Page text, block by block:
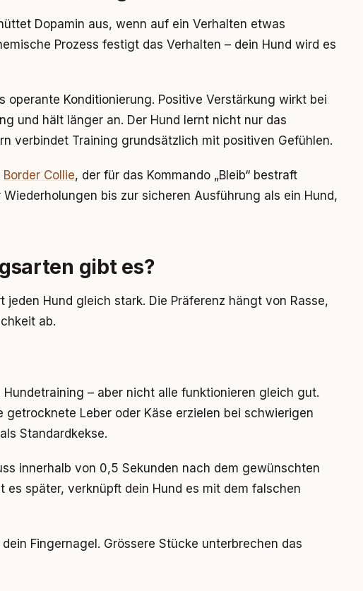
Dopamin aus, wenn auf ein Verhalten etwas
Prozess festigt das Verhalten – dein Hund wird es
operante Konditionierung. Positive Verstärkung wirkt bei
und hält länger an. Der Hund lernt nicht nur das
verbindet Training grundsätzlich mit positiven Gefühlen.
Border Collie, der für das Kommando „Bleib“ bestraft
bis zur sicheren Ausführung als ein Hund,
gibt es?
jeden Hund gleich stark. Die Präferenz hängt von Rasse,
ab.
Hundetraining – aber nicht alle funktionieren gleich gut.
getrocknete Leber oder Käse erzielen bei schwierigen
Standardkekse.
innerhalb von 0,5 Sekunden nach dem gewünschten
es später, verknüpft dein Hund es mit dem falschen
Fingernagel. Grössere Stücke unterbrechen das